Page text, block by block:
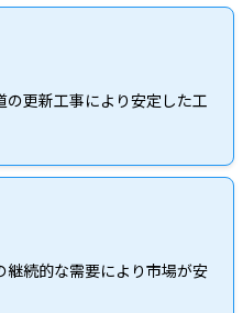
更新工事により安定した工
続的な需要により市場が安